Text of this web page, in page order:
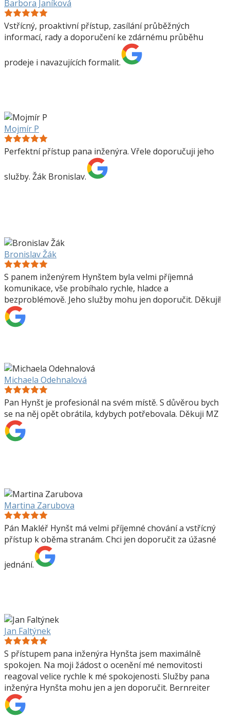
Barbora Janíková
Vstřícný, proaktivní přístup, zasílání průběžných
informací, rady a doporučení ke zdárnému průběhu
prodeje i navazujících formalit.
Mojmír P
Perfektní přístup pana inženýra. Vřele doporučuji jeho
služby. Žák Bronislav.
Bronislav Žák
S panem inženýrem Hynštem byla velmi příjemná
komunikace, vše probíhalo rychle, hladce a
bezproblémově. Jeho služby mohu jen doporučit. Děkuji!
Michaela Odehnalová
Pan Hynšt je profesionál na svém místě. S důvěrou bych
se na něj opět obrátila, kdybych potřebovala. Děkuji MZ
Martina Zarubova
Pán Makléř Hynšt má velmi příjemné chování a vstřícný
přístup k oběma stranám. Chci jen doporučit za úžasné
jednání.
Jan Faltýnek
S přístupem pana inženýra Hynšta jsem maximálně
spokojen. Na moji žádost o ocenění mé nemovitosti
reagoval velice rychle k mé spokojenosti. Služby pana
inženýra Hynšta mohu jen a jen doporučit. Bernreiter